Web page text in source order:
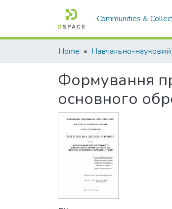
Communities &
Home
Формування
основного